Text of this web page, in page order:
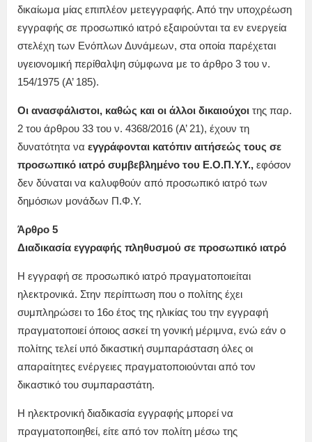
δικαίωμα μίας επιπλέον μετεγγραφής. Από την υποχρέωση
εγγραφής σε προσωπικό ιατρό εξαιρούνται τα εν ενεργεία
στελέχη των Ενόπλων Δυνάμεων, στα οποία παρέχεται
υγειονομική περίθαλψη σύμφωνα με το άρθρο 3 του ν.
154/1975 (Α’ 185).
Οι ανασφάλιστοι, καθώς και οι άλλοι δικαιούχοι της παρ.
2 του άρθρου 33 του ν. 4368/2016 (Α’ 21), έχουν τη
δυνατότητα να εγγράφονται κατόπιν αιτήσεώς τους σε
προσωπικό ιατρό συμβεβλημένο του Ε.Ο.Π.Υ.Υ., εφόσον
δεν δύναται να καλυφθούν από προσωπικό ιατρό των
δημόσιων μονάδων Π.Φ.Υ.
Άρθρο 5
Διαδικασία εγγραφής πληθυσμού σε προσωπικό ιατρό
Η εγγραφή σε προσωπικό ιατρό πραγματοποιείται
ηλεκτρονικά. Στην περίπτωση που ο πολίτης έχει
συμπληρώσει το 16ο έτος της ηλικίας του την εγγραφή
πραγματοποιεί όποιος ασκεί τη γονική μέριμνα, ενώ εάν ο
πολίτης τελεί υπό δικαστική συμπαράσταση όλες οι
απαραίτητες ενέργειες πραγματοποιούνται από τον
δικαστικό του συμπαραστάτη.
Η ηλεκτρονική διαδικασία εγγραφής μπορεί να
πραγματοποιηθεί, είτε από τον πολίτη μέσω της